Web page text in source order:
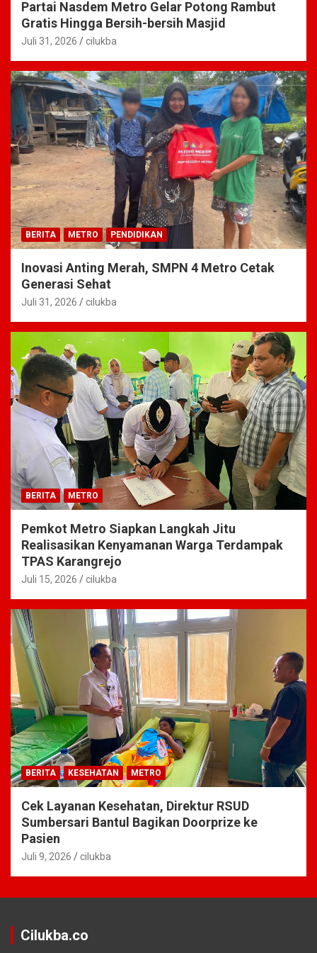
Partai Nasdem Metro Gelar Potong Rambut
Gratis Hingga Bersih-bersih Masjid
Juli 31, 2026 cilukba
BERITA METRO PENDIDIKAN
Inovasi Anting Merah, SMPN 4 Metro Cetak
Generasi Sehat
Juli 31, 2026 cilukba
BERITA METRO
Pemkot Metro Siapkan Langkah Jitu
Realisasikan Kenyamanan Warga Terdampak
TPAS Karangrejo
Juli 15, 2026 cilukba
BERITA KESEHATAN METRO
Cek Layanan Kesehatan, Direktur RSUD
Sumbersari Bantul Bagikan Doorprize ke
Pasien
Juli 9, 2026 cilukba
Cilukba.co